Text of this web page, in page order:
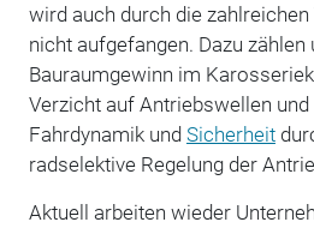
wird auch durch die
nicht aufgefangen. Dazu
Bauraumgewinn im
Verzicht auf Antriebswellen und
Fahrdynamik und Sicherheit
radselektive Regelung der
Aktuell arbeiten wieder